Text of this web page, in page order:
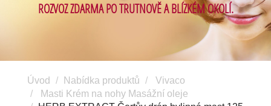
ROZVOZ ZDARMA PO TRUTNOVĚ A BLÍZKÉM OKOLÍ.
Úvod Nabídka produktů
Vivaco
Masti Krém na nohy Masážní oleje